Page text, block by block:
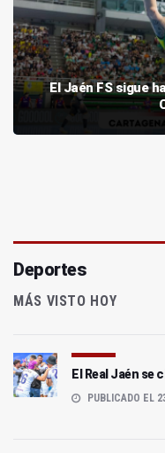
El Jaén FS sigue
Deportes
MÁS VISTO HOY
El Real Jaén se
PUBLICADO EL